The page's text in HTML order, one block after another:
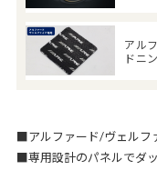
アル
ドニ
■アルファード/ヴェルフ
■専用設計のパネルでダ